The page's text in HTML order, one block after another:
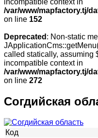
/var/www/mapfactory.tj/
on line 152
Deprecated : Non-static
called statically, assuming
incompatible context in
/var/www/mapfactory.tj/
on line 272
Согдийская
Код